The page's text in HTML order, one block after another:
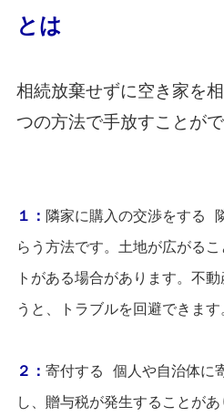
とは
相続放棄せずに空き家を
つの方法で手放すことがで
１： 隣家に購入の交渉をする
らう方法です。土地が広がる
トがある場合があります。不
うと、トラブルを回避できます
２： 寄付する 個人や自治体に
し、贈与税が発生することがあ